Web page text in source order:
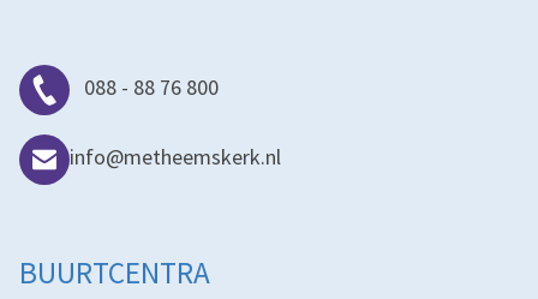
088 - 88 76 800
info@metheemskerk.nl
BUURTCENTRA